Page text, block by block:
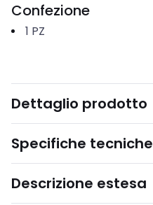
Confezione
1 PZ
Dettaglio prodotto
Specifiche tecniche
Descrizione estesa